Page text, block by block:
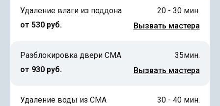
Удаление влаги из поддона
от 530 руб.
20 - 30 мин.
Вызвать мастера
Разблокировка двери СМА
от 930 руб.
35мин.
Вызвать мастера
Удаление воды из СМА
30 - 40 мин.